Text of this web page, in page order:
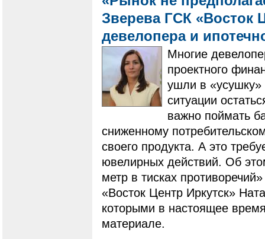
Зверева ГСК «Восток
девелопера и
Многие
проектного
ушли в «усушку»
ситуации
важно поймать
сниженному
своего продукта. А это
ювелирных действий. Об
метр в тисках
«Восток Центр Иркутск»
которыми в настоящее
материале.